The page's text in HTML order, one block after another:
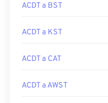
ACDT a BST
ACDT a KST
ACDT a CAT
ACDT a AWST